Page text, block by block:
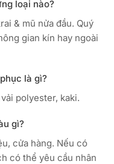
loại nào?
& mũ nửa đầu. Quý
gian kín hay ngoài
là gì?
polyester, kaki.
gì?
cửa hàng. Nếu có
có thể yêu cầu nhân